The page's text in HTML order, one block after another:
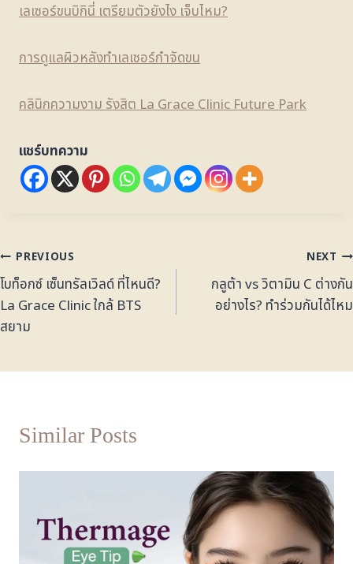
เลเซอร์ขนบิกินี่ เตรียมตัวยังไง เจ็บไหม?
การดูแลผิวหลังทำเลเซอร์กำจัดขน
คลินิกความงาม รังสิต La Grace Clinic Future Park
แชร์บทความ
PREVIOUS
โบท็อกซ์ เซ็นทรัลเวิลด์ ที่ไหนดี?
La Grace Clinic ใกล้ BTS
สยาม
NEXT
กลูต้า vs วิตามิน C ต่างกัน
อย่างไร? ทำร่วมกันได้ไหม
Similar Posts